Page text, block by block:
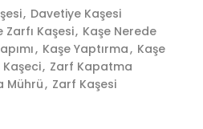
, Davetiye Kaşesi
Zarfı Kaşesi, Kaşe Nerede
, Kaşe Yaptırma, Kaşe
Kaşeci, Zarf Kapatma
Mührü, Zarf Kaşesi